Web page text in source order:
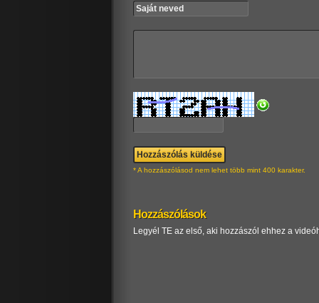
* A hozzászólásod nem lehet több mint 400 karakter.
Hozzászólások
Legyél TE az első, aki hozzászól ehhez a